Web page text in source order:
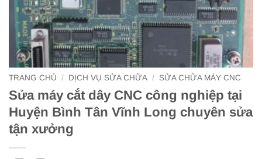
TRANG CHỦ / DỊCH VỤ SỬA CHỮA / SỬA CHỮA MÁY CNC
Sửa máy cắt dây CNC công nghiệp tại
Huyện Bình Tân Vĩnh Long chuyên sửa
tận xưởng